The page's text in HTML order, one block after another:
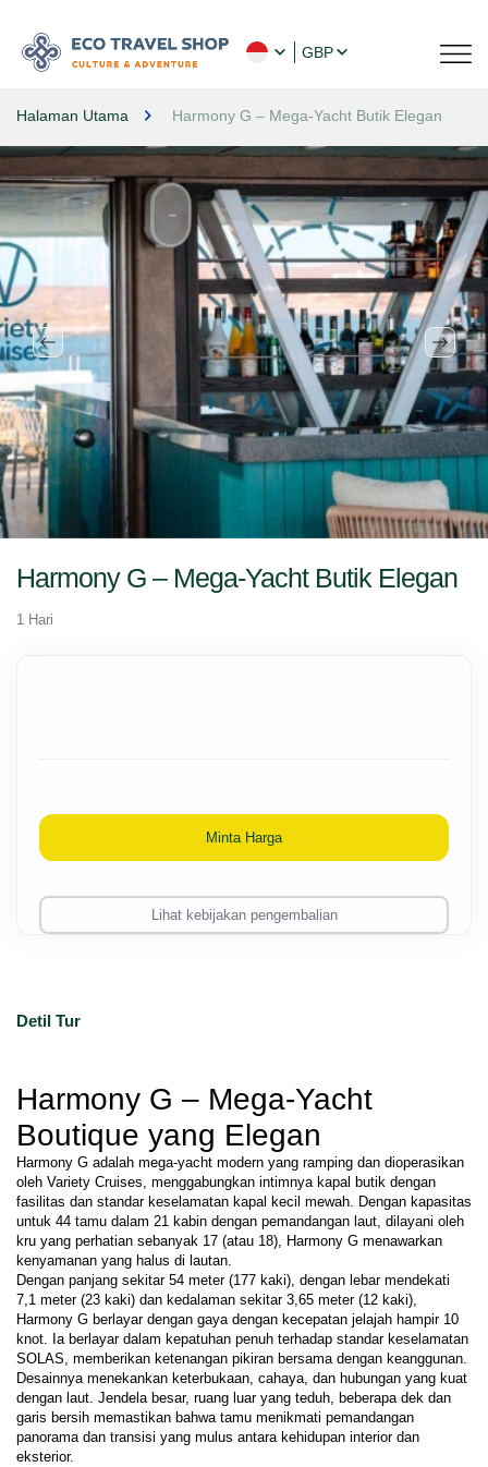
GBP
Halaman Utama Harmony G – Mega-Yacht Butik Elegan
Detil Tur
Harmony G – Mega-Yacht
Boutique yang Elegan
Harmony G adalah mega-yacht modern yang ramping dan dioperasikan
oleh Variety Cruises, menggabungkan intimnya kapal butik dengan
fasilitas dan standar keselamatan kapal kecil mewah. Dengan kapasitas
untuk 44 tamu dalam 21 kabin dengan pemandangan laut, dilayani oleh
kru yang perhatian sebanyak 17 (atau 18), Harmony G menawarkan
kenyamanan yang halus di lautan.
Dengan panjang sekitar 54 meter (177 kaki), dengan lebar mendekati
7,1 meter (23 kaki) dan kedalaman sekitar 3,65 meter (12 kaki),
Harmony G berlayar dengan gaya dengan kecepatan jelajah hampir 10
knot. Ia berlayar dalam kepatuhan penuh terhadap standar keselamatan
SOLAS, memberikan ketenangan pikiran bersama dengan keanggunan.
Desainnya menekankan keterbukaan, cahaya, dan hubungan yang kuat
dengan laut. Jendela besar, ruang luar yang teduh, beberapa dek dan
garis bersih memastikan bahwa tamu menikmati pemandangan
panorama dan transisi yang mulus antara kehidupan interior dan
eksterior.
Harmony G – Mega-Yacht Butik Elegan
1 Hari
Minta Harga
Lihat kebijakan pengembalian